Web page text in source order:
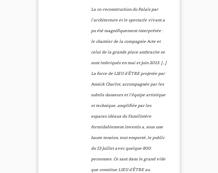
La co-reconstruction du Palais par
l’architecture et le spectacle vivant a
pu été magnifiquement interprétée :
le chantier de la compagnie Acte et
celui de la grande place anthracite se
sont imbriqués en mai et juin 2013. […]
La force de LIEU d’ÊTRE projetée par
Annick Charlot, accompagnée par les
subtils danseurs et l’équipe artistique
et technique, amplifiée par les
espaces idéaux du Familistère
formidablement investis a, sous une
haute tension, tout emporté, le public
du 13 juillet avec quelque 800
personnes. Ce saut dans le grand vide
que constitue LIEU d’ÊTRE au